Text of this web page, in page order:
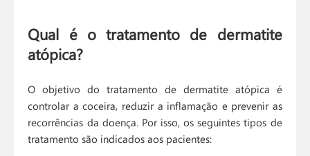
Qual é o tratamento de dermatite
atópica?
O objetivo do tratamento de dermatite atópica é
controlar a coceira, reduzir a inflamação e prevenir as
recorrências da doença. Por isso, os seguintes tipos de
tratamento são indicados aos pacientes: